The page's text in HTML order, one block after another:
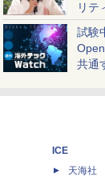
リテ
が
試験
共通
ICE
天海社